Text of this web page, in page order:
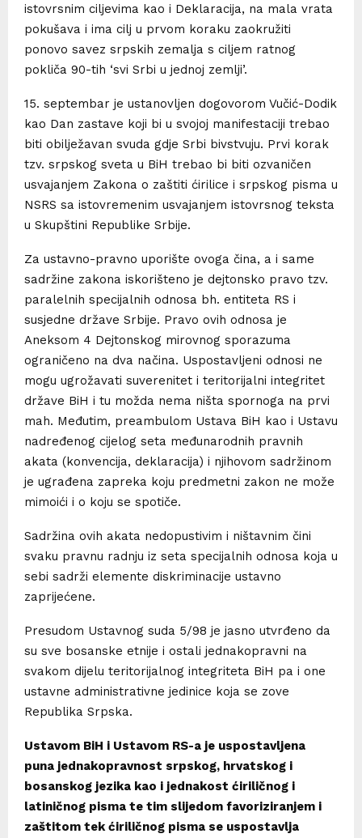
istovrsnim ciljevima kao i Deklaracija, na mala vrata
pokušava i ima cilj u prvom koraku zaokružiti
ponovo savez srpskih zemalja s ciljem ratnog
pokliča 90-tih ‘svi Srbi u jednoj zemlji’.
15. septembar je ustanovljen dogovorom Vučić-Dodik
kao Dan zastave koji bi u svojoj manifestaciji trebao
biti obilježavan svuda gdje Srbi bivstvuju. Prvi korak
tzv. srpskog sveta u BiH trebao bi biti ozvaničen
usvajanjem Zakona o zaštiti ćirilice i srpskog pisma u
NSRS sa istovremenim usvajanjem istovrsnog teksta
u Skupštini Republike Srbije.
Za ustavno-pravno uporište ovoga čina, a i same
sadržine zakona iskorišteno je dejtonsko pravo tzv.
paralelnih specijalnih odnosa bh. entiteta RS i
susjedne države Srbije. Pravo ovih odnosa je
Aneksom 4 Dejtonskog mirovnog sporazuma
ograničeno na dva načina. Uspostavljeni odnosi ne
mogu ugrožavati suverenitet i teritorijalni integritet
države BiH i tu možda nema ništa spornoga na prvi
mah. Međutim, preambulom Ustava BiH kao i Ustavu
nadređenog cijelog seta međunarodnih pravnih
akata (konvencija, deklaracija) i njihovom sadržinom
je ugrađena zapreka koju predmetni zakon ne može
mimoići i o koju se spotiče.
Sadržina ovih akata nedopustivim i ništavnim čini
svaku pravnu radnju iz seta specijalnih odnosa koja u
sebi sadrži elemente diskriminacije ustavno
zaprijećene.
Presudom Ustavnog suda 5/98 je jasno utvrđeno da
su sve bosanske etnije i ostali jednakopravni na
svakom dijelu teritorijalnog integriteta BiH pa i one
ustavne administrativne jedinice koja se zove
Republika Srpska.
Ustavom BiH i Ustavom RS-a je uspostavljena
puna jednakopravnost srpskog, hrvatskog i
bosanskog jezika kao i jednakost ćiriličnog i
latiničnog pisma te tim slijedom favoriziranjem i
zaštitom tek ćiriličnog pisma se uspostavlja